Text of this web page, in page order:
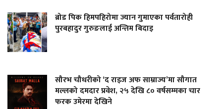
ब्रोड पिक हिमपहिरोमा ज्यान गुमाएका पर्वतारोही
पुरबहादुर गुरुङलाई अन्तिम बिदाइ
सौरभ चौधरीको ‘द राइज अफ साम्राज्य’मा सौगात
मल्लको दमदार प्रवेश, २५ देखि ८० वर्षसम्मका चार
फरक उमेरमा देखिने